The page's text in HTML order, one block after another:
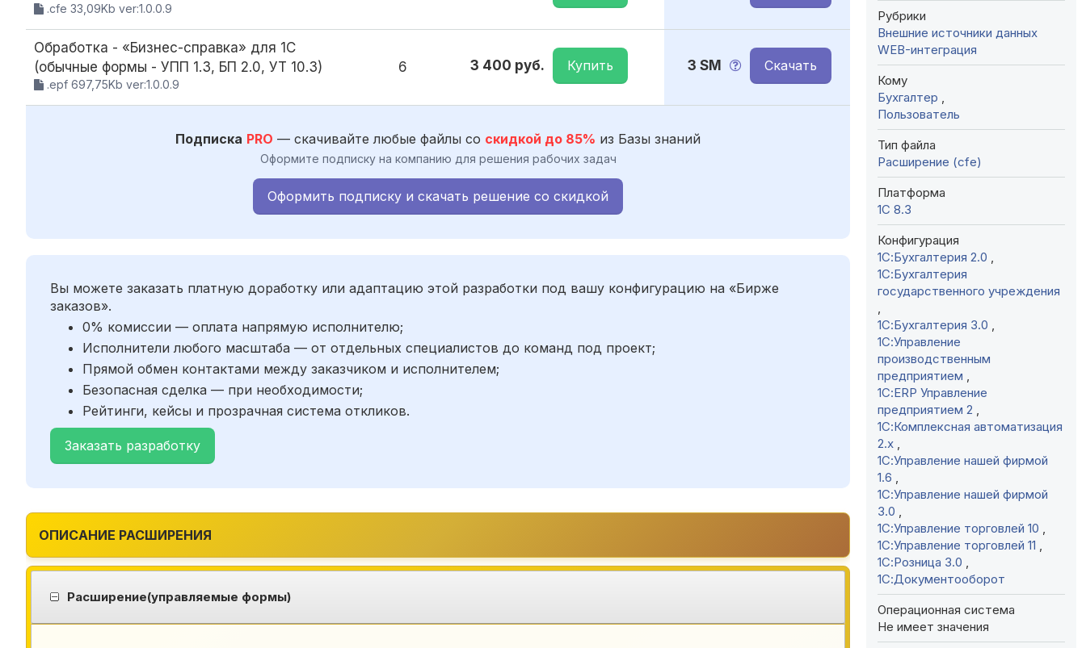
.cfe 33,09Kb ver:1.0.0.9
Обработка - «Бизнес-справка» для 1С
(обычные формы - УПП 1.3, БП 2.0, УТ 10.3)
.epf 697,75Kb ver:1.0.0.9
6 3 400 руб. Купить 3 SM Скачать
Подписка PRO — скачивайте любые файлы со скидкой до 85% из Базы знаний
Оформите подписку на компанию для решения рабочих задач
Оформить подписку и скачать решение со скидкой
Вы можете заказать платную доработку или адаптацию этой разработки под вашу конфигурацию на «Бирже
заказов».
0% комиссии — оплата напрямую исполнителю;
Исполнители любого масштаба — от отдельных специалистов до команд под проект;
Прямой обмен контактами между заказчиком и исполнителем;
Безопасная сделка — при необходимости;
Рейтинги, кейсы и прозрачная система откликов.
Заказать разработку
ОПИСАНИЕ РАСШИРЕНИЯ
Расширение(управляемые формы)
Рубрики
Внешние источники данных
WEB-интеграция
Кому
Бухгалтер
Пользователь
Тип файла
Расширение (cfe)
Платформа
1С 8.3
Конфигурация
1С:Бухгалтерия 2.0
1С:Бухгалтерия
государственного учреждения
1С:Бухгалтерия 3.0
1С:Управление
производственным
предприятием
1С:ERP Управление
предприятием 2
1С:Комплексная автоматизация
2.х
1С:Управление нашей фирмой
1.6
1С:Управление нашей фирмой
3.0
1С:Управление торговлей 10
1С:Управление торговлей 11
1С:Розница 3.0
1С:Документооборот
Операционная система
Не имеет значения